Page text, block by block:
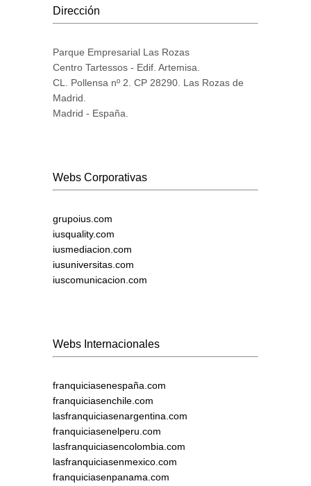
Dirección
Parque Empresarial Las Rozas
Centro Tartessos - Edif. Artemisa.
CL. Pollensa nº 2. CP 28290. Las Rozas de
Madrid.
Madrid - España.
Webs Corporativas
grupoius.com
iusquality.com
iusmediacion.com
iusuniversitas.com
iuscomunicacion.com
Webs Internacionales
franquiciasenespaña.com
franquiciasenchile.com
lasfranquiciasenargentina.com
franquiciasenelperu.com
lasfranquiciasencolombia.com
lasfranquiciasenmexico.com
franquiciasenpanama.com